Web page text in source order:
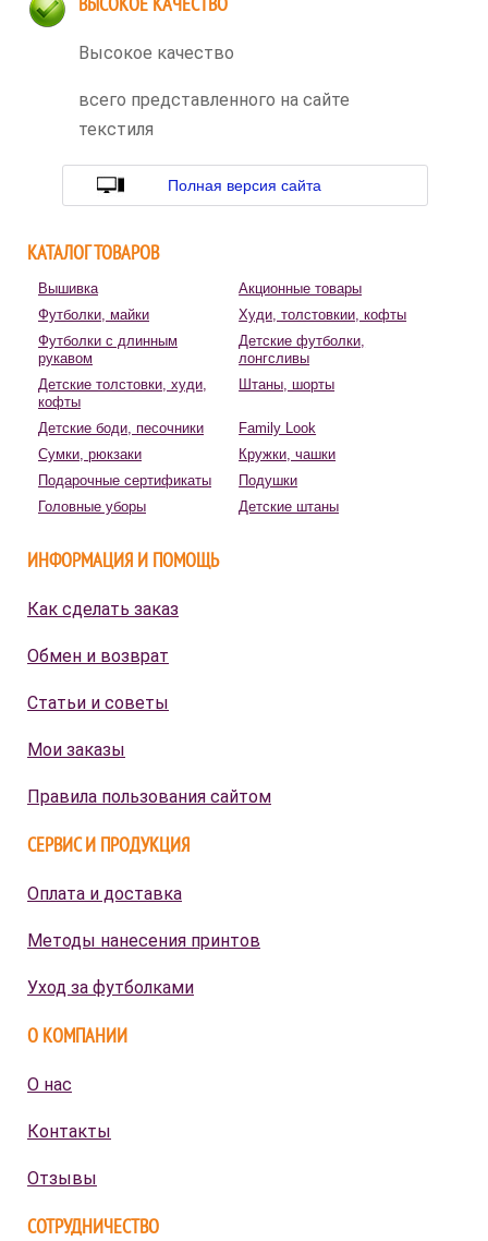
Высокое качество
всего представленного на сайте
текстиля
Полная версия сайта
КАТАЛОГ ТОВАРОВ
Вышивка
Акционные товары
Футболки, майки
Худи, толстовкии, кофты
Футболки с длинным
рукавом
Детские футболки,
лонгсливы
Детские толстовки, худи,
кофты
Штаны, шорты
Детские боди, песочники
Family Look
Сумки, рюкзаки
Кружки, чашки
Подарочные сертификаты
Подушки
Головные уборы
Детские штаны
ИНФОРМАЦИЯ И ПОМОЩЬ
Как сделать заказ
Обмен и возврат
Статьи и советы
Мои заказы
Правила пользования сайтом
СЕРВИС И ПРОДУКЦИЯ
Оплата и доставка
Методы нанесения принтов
Уход за футболками
О КОМПАНИИ
О нас
Контакты
Отзывы
СОТРУДНИЧЕСТВО